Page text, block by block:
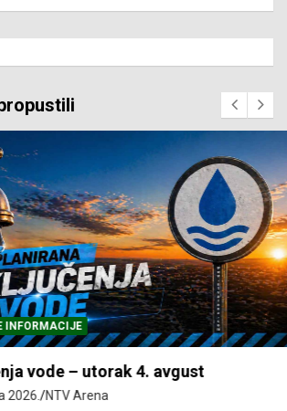
vode – utorak 4. avgust
NTV Arena